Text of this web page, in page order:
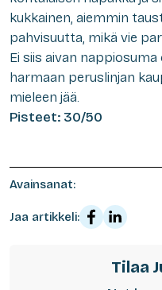
kukkainen, aiemmin
pahvisuutta, mikä vie
Ei siis aivan
harmaan peruslinjan
mieleen jää.
Pisteet: 30/50
Avainsanat:
Jaa artikkeli:
Tilaa